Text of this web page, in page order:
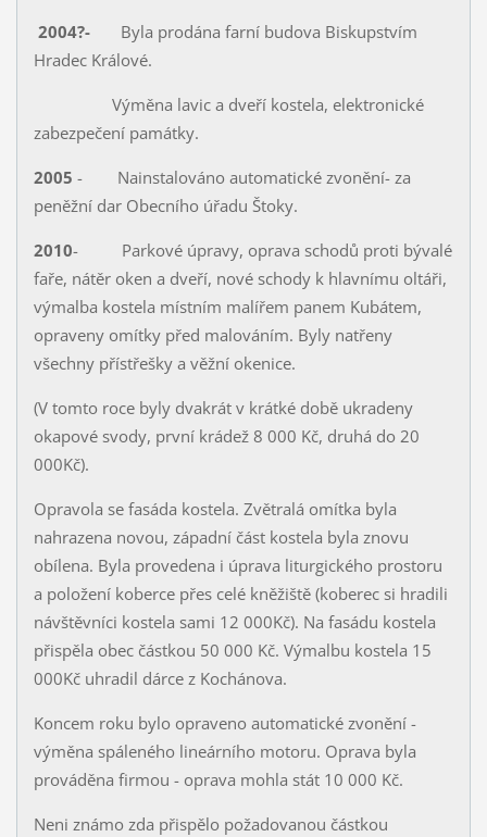
2004?- Byla prodána farní budova Biskupstvím
Hradec Králové.
Výměna lavic a dveří kostela, elektronické
zabezpečení památky.
2005 - Nainstalováno automatické zvonění- za
peněžní dar Obecního úřadu Štoky.
2010- Parkové úpravy, oprava schodů proti bývalé
faře, nátěr oken a dveří, nové schody k hlavnímu oltáři,
výmalba kostela místním malířem panem Kubátem,
opraveny omítky před malováním. Byly natřeny
všechny přístřešky a věžní okenice.
(V tomto roce byly dvakrát v krátké době ukradeny
okapové svody, první krádež 8 000 Kč, druhá do 20
000Kč).
Opravola se fasáda kostela. Zvětralá omítka byla
nahrazena novou, západní část kostela byla znovu
obílena. Byla provedena i úprava liturgického prostoru
a položení koberce přes celé kněžiště (koberec si hradili
návštěvníci kostela sami 12 000Kč). Na fasádu kostela
přispěla obec částkou 50 000 Kč. Výmalbu kostela 15
000Kč uhradil dárce z Kochánova.
Koncem roku bylo opraveno automatické zvonění -
výměna spáleného lineárního motoru. Oprava byla
prováděna firmou - oprava mohla stát 10 000 Kč.
Neni známo zda přispělo požadovanou částkou